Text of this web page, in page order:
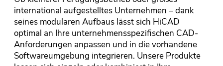
international aufgestelltes Unternehmen – dank
seines modularen Aufbaus lässt sich HiCAD
optimal an Ihre unternehmensspezifischen CAD-
Anforderungen anpassen und in die vorhandene
Softwareumgebung integrieren. Unsere Produkte